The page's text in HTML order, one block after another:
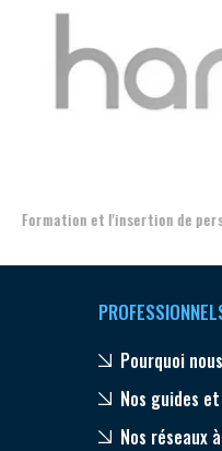
Formation et l'insertion de
Pourquoi
Nos guides
Nos réseaux